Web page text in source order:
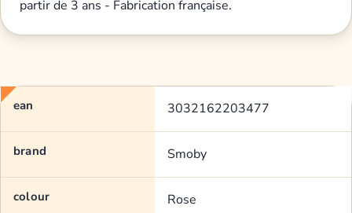
partir de 3 ans - Fabrication française.
ean 3032162203477
brand Smoby
colour Rose